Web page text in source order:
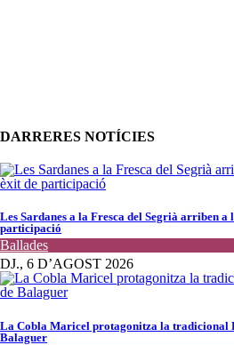
DARRERES NOTÍCIES
Les Sardanes a la Fresca del Segrià arriben
participació
Ballades
DJ., 6 D’AGOST 2026
La Cobla Maricel protagonitza la tradicional
Balaguer